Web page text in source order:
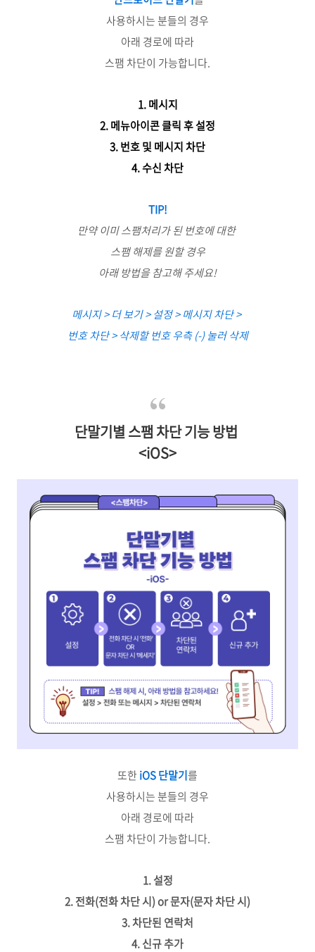
사용하시는 분들의 경우
아래 경로에 따라
스팸 차단이 가능합니다.
1. 메시지
2. 메뉴아이콘 클릭 후 설정
3. 번호 및 메시지 차단
4. 수신 차단
TIP!
만약 이미 스팸처리가 된 번호에 대한
스팸 해제를 원할 경우
아래 방법을 참고해 주세요!
메시지 > 더 보기 > 설정 > 메시지 차단 >
번호 차단 > 삭제할 번호 우측 (-) 눌러 삭제
단말기별 스팸 차단 기능 방법
<iOS>
또한iOS 단말기를
사용하시는 분들의 경우
아래 경로에 따라
스팸 차단이 가능합니다.
1. 설정
2. 전화(전화 차단 시) or 문자(문자 차단 시)
3. 차단된 연락처
4. 신규 추가